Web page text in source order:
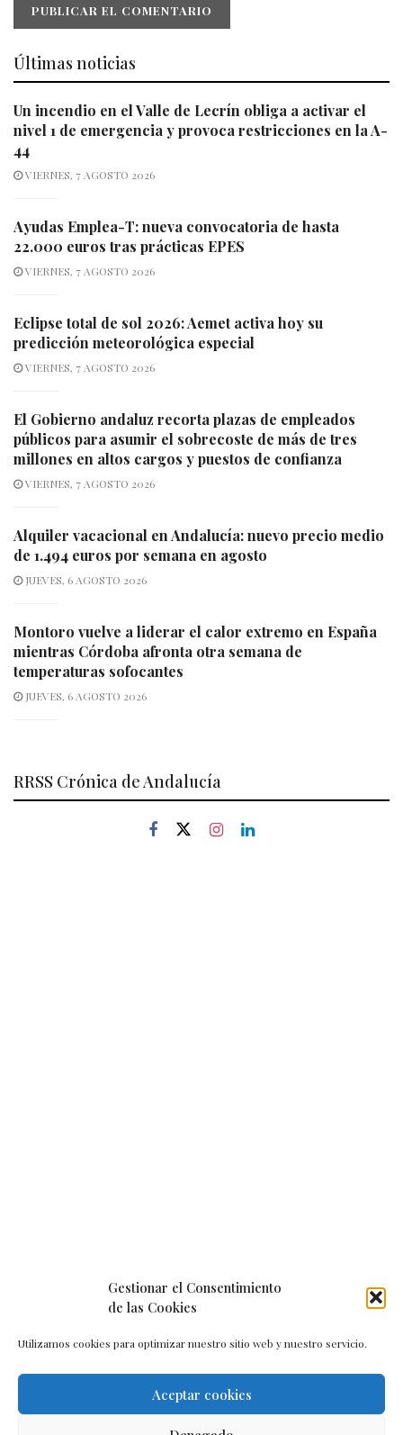
Gestionar el Consentimiento
de las Cookies
Utilizamos cookies para optimizar nuestro sitio web y nuestro servicio.
Aceptar cookies
Últimas noticias
Un incendio en el Valle de Lecrín obliga a activar el
nivel 1 de emergencia y provoca restricciones en la A-
44
VIERNES, 7 AGOSTO 2026
Ayudas Emplea-T: nueva convocatoria de hasta
22.000 euros tras prácticas EPES
VIERNES, 7 AGOSTO 2026
Eclipse total de sol 2026: Aemet activa hoy su
predicción meteorológica especial
VIERNES, 7 AGOSTO 2026
El Gobierno andaluz recorta plazas de empleados
públicos para asumir el sobrecoste de más de tres
millones en altos cargos y puestos de confianza
VIERNES, 7 AGOSTO 2026
Alquiler vacacional en Andalucía: nuevo precio medio
de 1.494 euros por semana en agosto
JUEVES, 6 AGOSTO 2026
Montoro vuelve a liderar el calor extremo en España
mientras Córdoba afronta otra semana de
temperaturas sofocantes
JUEVES, 6 AGOSTO 2026
RRSS Crónica de Andalucía
Política de cookies